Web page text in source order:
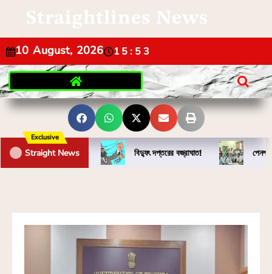
Straightlines News
10 August, 2026 15:53
Exclusive
Straight News বিদ্যুৎ দপ্তরের বজ্রাঘাত! পেনশন